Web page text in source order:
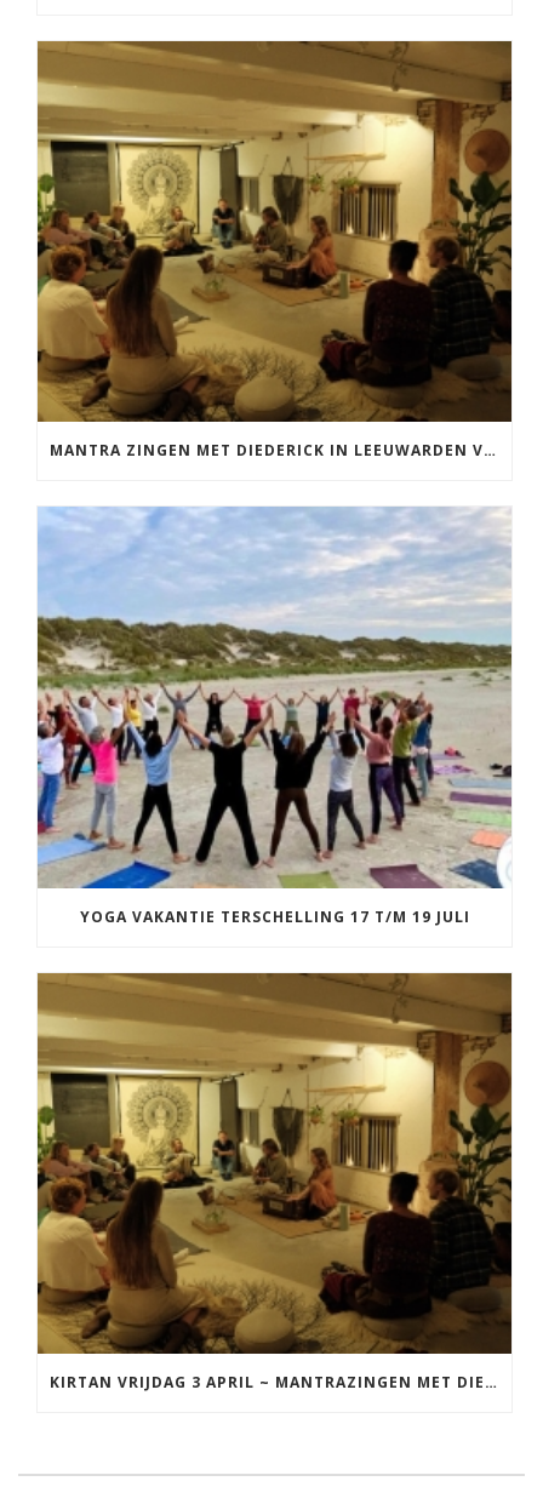
MANTRA ZINGEN MET DIEDERICK IN LEEUWARDEN VRIJDAG 12 JUNI KIRTAN
YOGA VAKANTIE TERSCHELLING 17 T/M 19 JULI
KIRTAN VRIJDAG 3 APRIL ~ MANTRAZINGEN MET DIEDERICK IN LEEUWARDEN